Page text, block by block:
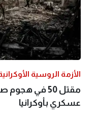
الأزمة الروسية
مقتل 50 في
عسكري بأوكرانيا